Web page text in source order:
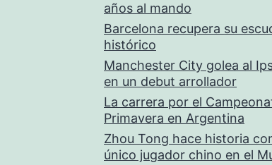
años al mando
Barcelona recupera su
histórico
Manchester City golea al
en un debut arrollador
La carrera por el
Primavera en Argentina
Zhou Tong hace historia
único jugador chino en el